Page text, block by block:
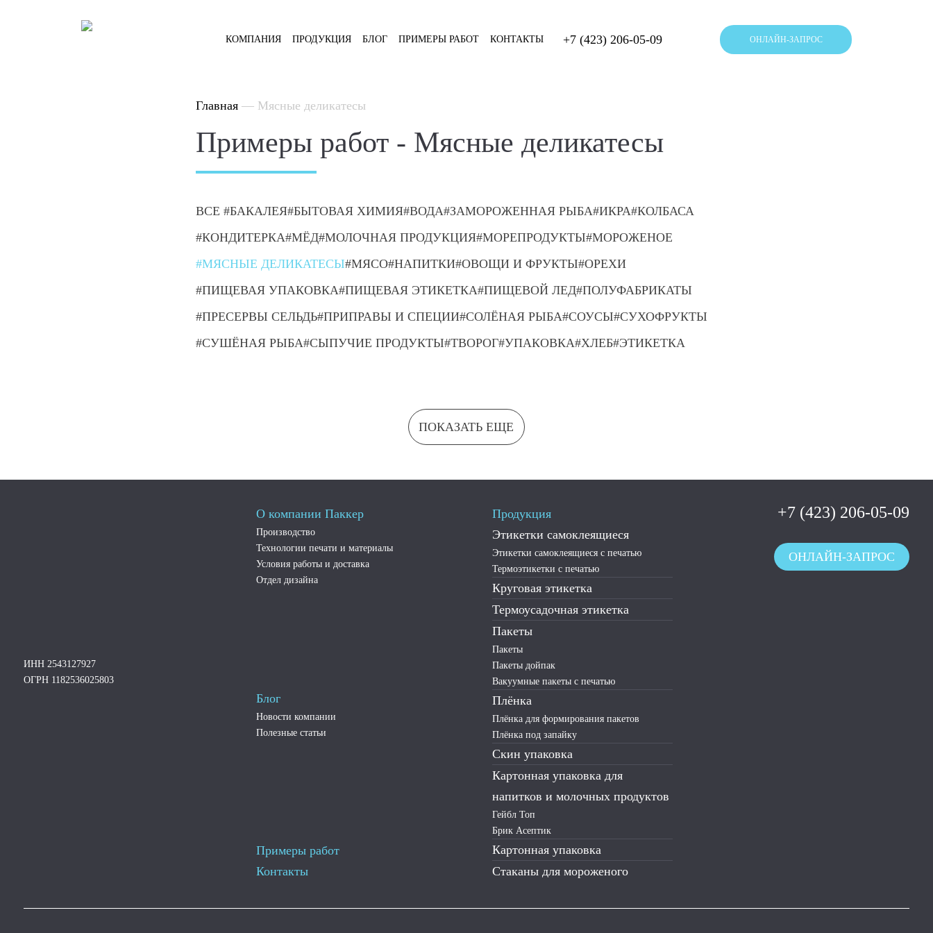
КОМПАНИЯ ПРОДУКЦИЯ БЛОГ ПРИМЕРЫ РАБОТ КОНТАКТЫ +7 (423) 206-05-09 ОНЛАЙН-ЗАПРОС
Главная — Мясные деликатесы
Примеры работ - Мясные деликатесы
ВСЕ БАКАЛЕЯ БЫТОВАЯ ХИМИЯ ВОДА ЗАМОРОЖЕННАЯ РЫБА ИКРА КОЛБАСА
КОНДИТЕРКА МЁД МОЛОЧНАЯ ПРОДУКЦИЯ МОРЕПРОДУКТЫ МОРОЖЕНОЕ
МЯСНЫЕ ДЕЛИКАТЕСЫ МЯСО НАПИТКИ ОВОЩИ И ФРУКТЫ ОРЕХИ
ПИЩЕВАЯ УПАКОВКА ПИЩЕВАЯ ЭТИКЕТКА ПИЩЕВОЙ ЛЕД ПОЛУФАБРИКАТЫ
ПРЕСЕРВЫ СЕЛЬДЬ ПРИПРАВЫ И СПЕЦИИ СОЛЁНАЯ РЫБА СОУСЫ СУХОФРУКТЫ
СУШЁНАЯ РЫБА СЫПУЧИЕ ПРОДУКТЫ ТВОРОГ УПАКОВКА ХЛЕБ ЭТИКЕТКА
ПОКАЗАТЬ ЕЩЕ
ИНН 2543127927
ОГРН 1182536025803
О компании Паккер
Производство
Технологии печати и материалы
Условия работы и доставка
Отдел дизайна
Блог
Новости компании
Полезные статьи
Примеры работ
Контакты
Продукция
Этикетки самоклеящиеся
Этикетки самоклеящиеся с печатью
Термоэтикетки с печатью
Круговая этикетка
Термоусадочная этикетка
Пакеты
Пакеты
Пакеты дойпак
Вакуумные пакеты с печатью
Плёнка
Плёнка для формирования пакетов
Плёнка под запайку
Скин упаковка
Картонная упаковка для
напитков и молочных продуктов
Гейбл Топ
Брик Асептик
Картонная упаковка
Стаканы для мороженого
+7 (423) 206-05-09
ОНЛАЙН-ЗАПРОС